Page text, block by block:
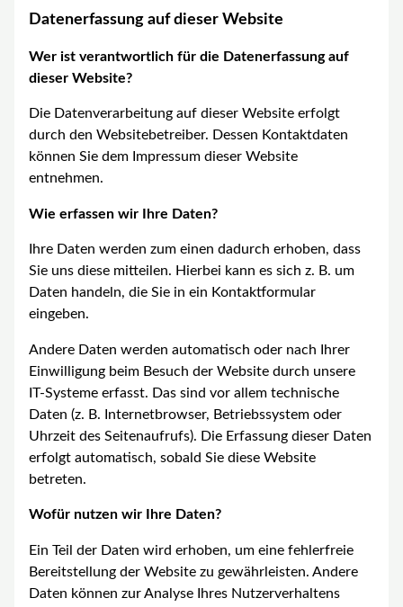
Datenerfassung auf dieser Website
Wer ist verantwortlich für die Datenerfassung auf
dieser Website?
Die Datenverarbeitung auf dieser Website erfolgt
durch den Websitebetreiber. Dessen Kontaktdaten
können Sie dem Impressum dieser Website
entnehmen.
Wie erfassen wir Ihre Daten?
Ihre Daten werden zum einen dadurch erhoben, dass
Sie uns diese mitteilen. Hierbei kann es sich z. B. um
Daten handeln, die Sie in ein Kontaktformular
eingeben.
Andere Daten werden automatisch oder nach Ihrer
Einwilligung beim Besuch der Website durch unsere
IT-Systeme erfasst. Das sind vor allem technische
Daten (z. B. Internetbrowser, Betriebssystem oder
Uhrzeit des Seitenaufrufs). Die Erfassung dieser Daten
erfolgt automatisch, sobald Sie diese Website
betreten.
Wofür nutzen wir Ihre Daten?
Ein Teil der Daten wird erhoben, um eine fehlerfreie
Bereitstellung der Website zu gewährleisten. Andere
Daten können zur Analyse Ihres Nutzerverhaltens